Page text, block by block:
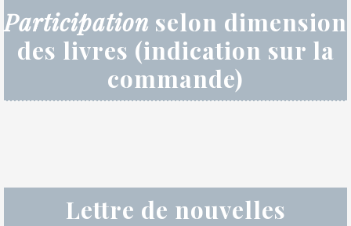
Participation selon dimension
des livres (indication sur la
commande)
Lettre de nouvelles